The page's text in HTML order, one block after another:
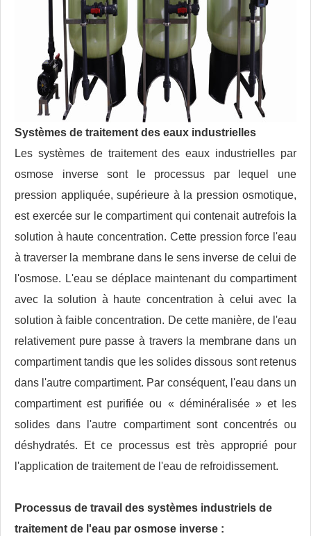
Systèmes de traitement des eaux industrielles
Les systèmes de traitement des eaux industrielles par
osmose inverse sont le processus par lequel une
pression appliquée, supérieure à la pression osmotique,
est exercée sur le compartiment qui contenait autrefois la
solution à haute concentration. Cette pression force l'eau
à traverser la membrane dans le sens inverse de celui de
l'osmose. L'eau se déplace maintenant du compartiment
avec la solution à haute concentration à celui avec la
solution à faible concentration. De cette manière, de l'eau
relativement pure passe à travers la membrane dans un
compartiment tandis que les solides dissous sont retenus
dans l'autre compartiment. Par conséquent, l'eau dans un
compartiment est purifiée ou « déminéralisée » et les
solides dans l'autre compartiment sont concentrés ou
déshydratés. Et ce processus est très approprié pour
l'application de traitement de l'eau de refroidissement.
Processus de travail des systèmes industriels de
traitement de l'eau par osmose inverse :